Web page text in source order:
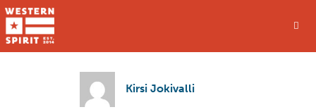
Kirsi Jokivalli